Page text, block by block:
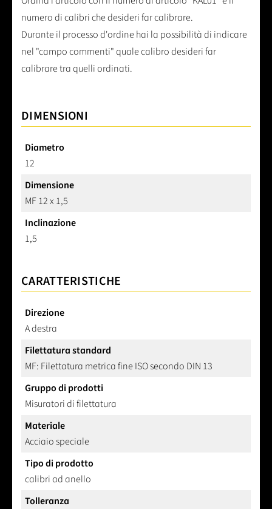
numero di calibri che desideri far calibrare.
Durante il processo d'ordine hai la possibilità di indicare
nel "campo commenti" quale calibro desideri far
calibrare tra quelli ordinati.
DIMENSIONI
Diametro
12
Dimensione
MF 12 x 1,5
Inclinazione
1,5
CARATTERISTICHE
Direzione
A destra
Filettatura standard
MF: Filettatura metrica fine ISO secondo DIN 13
Gruppo di prodotti
Misuratori di filettatura
Materiale
Acciaio speciale
Tipo di prodotto
calibri ad anello
Tolleranza